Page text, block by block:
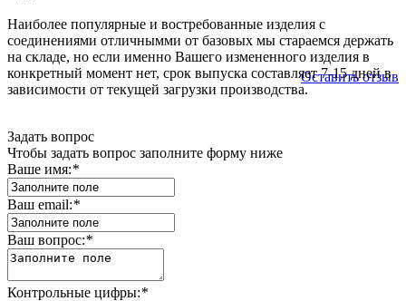
Наиболее популярные и востребованные изделия с
соединениями отличнымми от базовых мы стараемся держать
на складе, но если именно Вашего измененного изделия в
конкретный момент нет, срок выпуска составляет 7-15 дней в
зависимости от текущей загрузки производства.
Оставить отзыв
Задать вопрос
Чтобы задать вопрос заполните форму ниже
Ваше имя:*
Ваш email:*
Ваш вопрос:*
Контрольные цифры:*